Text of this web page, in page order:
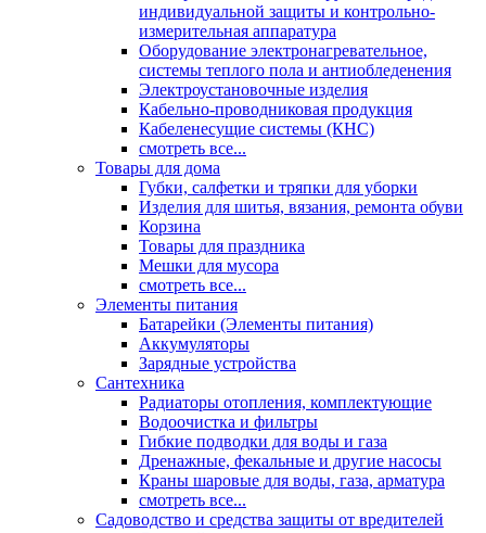
индивидуальной защиты и контрольно-
измерительная аппаратура
Оборудование электронагревательное,
системы теплого пола и антиобледенения
Электроустановочные изделия
Кабельно-проводниковая продукция
Кабеленесущие системы (КНС)
смотреть все...
Товары для дома
Губки, салфетки и тряпки для уборки
Изделия для шитья, вязания, ремонта обуви
Корзина
Товары для праздника
Мешки для мусора
смотреть все...
Элементы питания
Батарейки (Элементы питания)
Аккумуляторы
Зарядные устройства
Сантехника
Радиаторы отопления, комплектующие
Водоочистка и фильтры
Гибкие подводки для воды и газа
Дренажные, фекальные и другие насосы
Краны шаровые для воды, газа, арматура
смотреть все...
Садоводство и средства защиты от вредителей